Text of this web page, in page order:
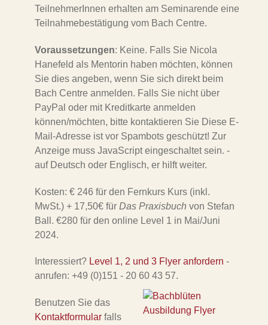
TeilnehmerInnen erhalten am Seminarende eine
Teilnahmebestätigung vom Bach Centre.
Voraussetzungen: Keine. Falls Sie Nicola
Hanefeld als Mentorin haben möchten, können
Sie dies angeben, wenn Sie sich direkt beim
Bach Centre anmelden. Falls Sie nicht über
PayPal oder mit Kreditkarte anmelden
können/möchten, bitte kontaktieren Sie Diese E-
Mail-Adresse ist vor Spambots geschützt! Zur
Anzeige muss JavaScript eingeschaltet sein. -
auf Deutsch oder Englisch, er hilft weiter.
Kosten: € 246 für den Fernkurs Kurs (inkl.
MwSt.) + 17,50€ für Das Praxisbuch von Stefan
Ball. €280 für den online Level 1 in Mai/Juni
2024.
Interessiert? Level 1, 2 und 3 Flyer anfordern -
anrufen: +49 (0)151 - 20 60 43 57.
Benutzen Sie das
Kontaktformular falls